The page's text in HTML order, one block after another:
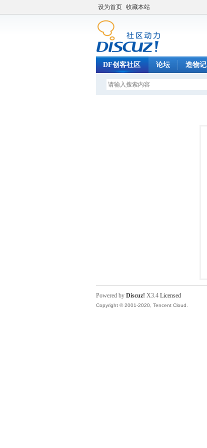
设为首页 收藏本站
DF创客社区 论坛 造物记
Powered by Discuz! X3.4 Licensed
Copyright © 2001-2020, Tencent Cloud.